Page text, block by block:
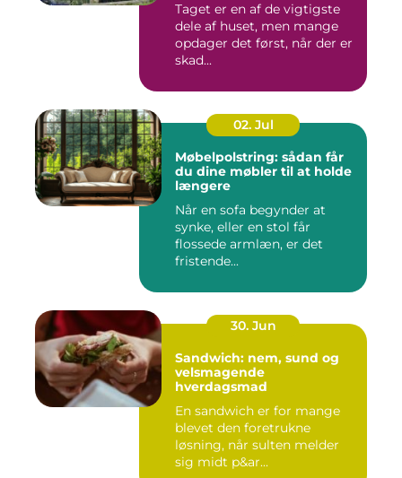
Taget er en af de vigtigste
dele af huset, men mange
opdager det først, når der er
skad...
02. Jul
Møbelpolstring: sådan får
du dine møbler til at holde
længere
Når en sofa begynder at
synke, eller en stol får
flossede armlæn, er det
fristende...
30. Jun
Sandwich: nem, sund og
velsmagende
hverdagsmad
En sandwich er for mange
blevet den foretrukne
løsning, når sulten melder
sig midt p&ar...